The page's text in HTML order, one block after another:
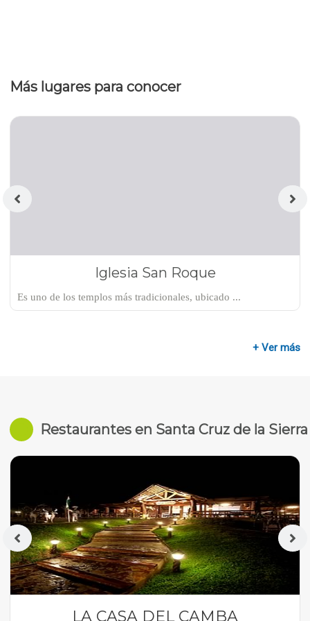
Más lugares para conocer
Iglesia San Roque
Es uno de los templos más tradicionales, ubicado ...
+ Ver más
Restaurantes en Santa Cruz de la Sierra
LA CASA DEL CAMBA